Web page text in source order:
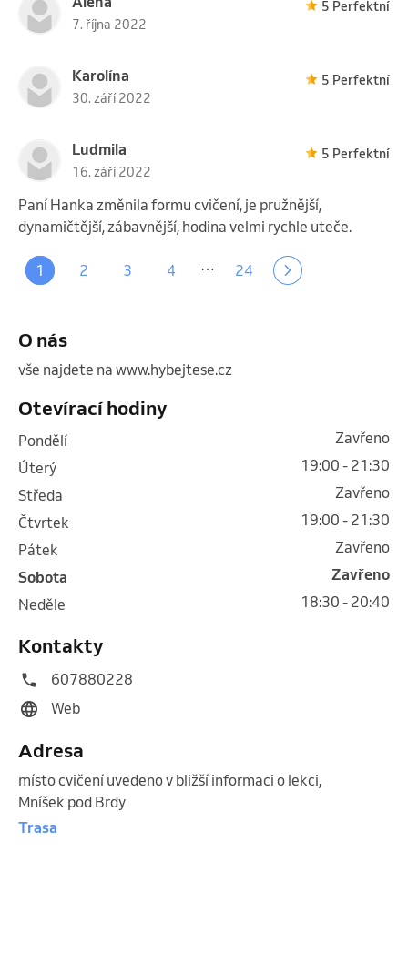
7. října 2022
5 Perfektní
Karolína
30. září 2022
5 Perfektní
Ludmila
16. září 2022
5 Perfektní
Paní Hanka změnila formu cvičení, je pružnější,
dynamičtější, zábavnější, hodina velmi rychle uteče.
1 2 3 4 … 24
O nás
vše najdete na www.hybejtese.cz
Otevírací hodiny
pondělí
Zavřeno
úterý
19:00 - 21:30
středa
Zavřeno
čtvrtek
19:00 - 21:30
pátek
Zavřeno
sobota
Zavřeno
neděle
18:30 - 20:40
Kontakty
607880228
Web
Adresa
místo cvičení uvedeno v bližší informaci o lekci,
Mníšek pod Brdy
Trasa